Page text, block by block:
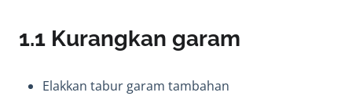
1.1 Kurangkan garam
Elakkan tabur garam tambahan